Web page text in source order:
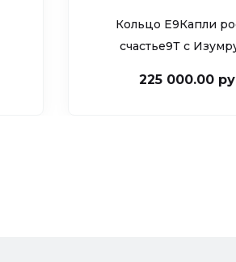
Кольцо Е9Капли
счастье9Т c
225 000.00